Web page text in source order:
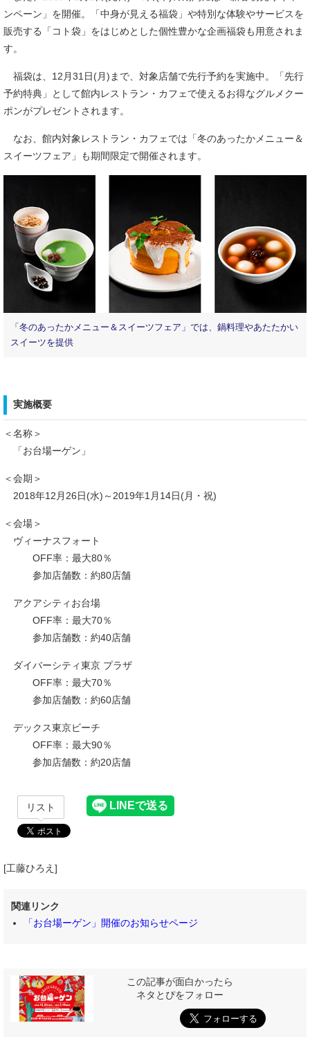
ンペーン」を開催。「中身が見える福袋」や特別な体験やサービスを
販売する「コト袋」をはじめとした個性豊かな企画福袋も用意されま
す。
福袋は、12月31日(月)まで、対象店舗で先行予約を実施中。「先行
予約特典」として館内レストラン・カフェで使えるお得なグルメクー
ポンがプレゼントされます。
なお、館内対象レストラン・カフェでは「冬のあったかメニュー＆
スイーツフェア」も期間限定で開催されます。
「冬のあったかメニュー＆スイーツフェア」では、鍋料理やあたたかい
スイーツを提供
実施概要
＜名称＞
「お台場ーゲン」
＜会期＞
2018年12月26日(水)～2019年1月14日(月・祝)
＜会場＞
ヴィーナスフォート
OFF率：最大80％
参加店舗数：約80店舗
アクアシティお台場
OFF率：最大70％
参加店舗数：約40店舗
ダイバーシティ東京 プラザ
OFF率：最大70％
参加店舗数：約60店舗
デックス東京ビーチ
OFF率：最大90％
参加店舗数：約20店舗
リスト
[工藤ひろえ]
関連リンク
「お台場ーゲン」開催のお知らせページ
この記事が面白かったら
ネタとぴをフォロー